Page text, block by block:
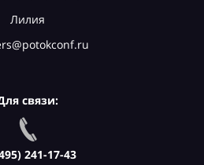
Лилия
связи:
241-17-43